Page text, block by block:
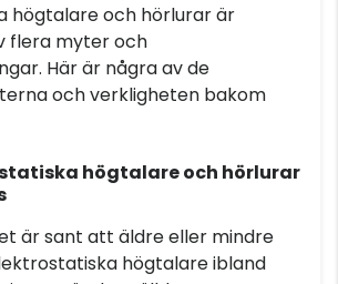
högtalare och hörlurar är
flera myter och
Här är några av de
och verkligheten bakom
högtalare och hörlurar
är sant att äldre eller mindre
högtalare ibland